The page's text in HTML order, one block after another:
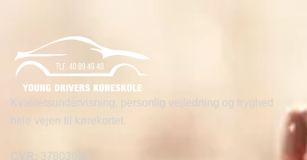
Kvalitetsundervisning, personlig vejledning og tryghed
hele vejen til kørekortet.
CVR: 37803626